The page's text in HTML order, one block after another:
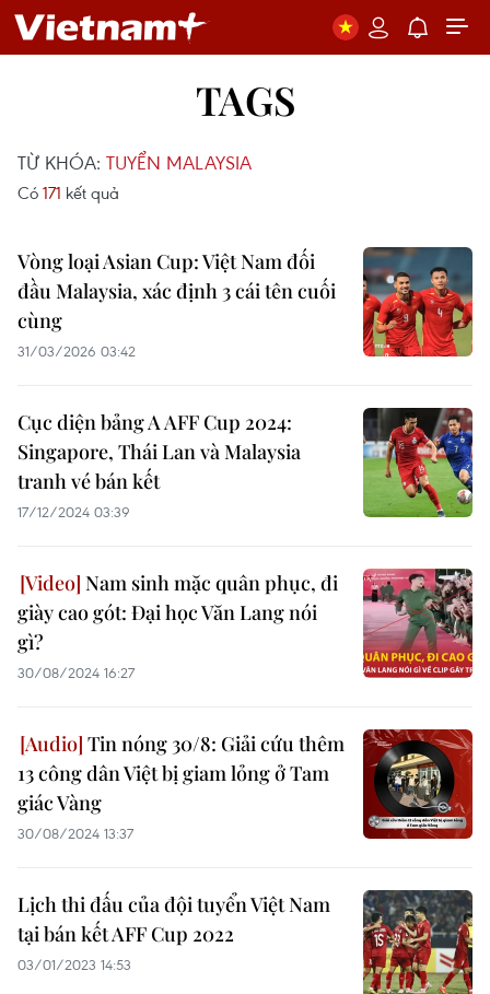
TAGS
TỪ KHÓA: TUYỂN MALAYSIA
Có 171 kết quả
Vòng loại Asian Cup: Việt Nam đối
đầu Malaysia, xác định 3 cái tên cuối
cùng
31/03/2026 03:42
Cục diện bảng A AFF Cup 2024:
Singapore, Thái Lan và Malaysia
tranh vé bán kết
17/12/2024 03:39
Nam sinh mặc quân phục, đi
giày cao gót: Đại học Văn Lang nói
gì?
30/08/2024 16:27
Tin nóng 30/8: Giải cứu thêm
13 công dân Việt bị giam lỏng ở Tam
giác Vàng
30/08/2024 13:37
Lịch thi đấu của đội tuyển Việt Nam
tại bán kết AFF Cup 2022
03/01/2023 14:53